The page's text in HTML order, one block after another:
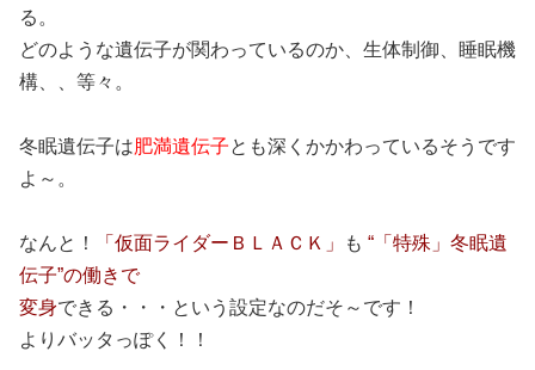
る。
どのような遺伝子が関わっているのか、生体制御、睡眠機
構、、等々。
冬眠遺伝子は肥満遺伝子とも深くかかわっているそうです
よ～。
なんと！ 「仮面ライダーＢＬＡＣＫ」 も “「特殊」冬眠遺
伝子”の働きで
変身できる・・・という設定なのだそ～です！
よりバッタっぽく！！